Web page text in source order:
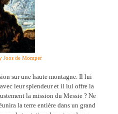
Joos de Momper
sur une haute montagne. Il lui
leur splendeur et il lui offre la
la mission du Messie ? Ne
la terre entière dans un grand